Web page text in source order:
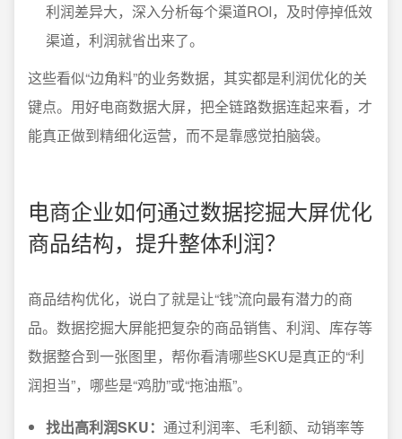
利润差异大，深入分析每个渠道ROI，及时停掉低效
渠道，利润就省出来了。
这些看似“边角料”的业务数据，其实都是利润优化的关
键点。用好电商数据大屏，把全链路数据连起来看，才
能真正做到精细化运营，而不是靠感觉拍脑袋。
电商企业如何通过数据挖掘大屏优化
商品结构，提升整体利润？
商品结构优化，说白了就是让“钱”流向最有潜力的商
品。数据挖掘大屏能把复杂的商品销售、利润、库存等
数据整合到一张图里，帮你看清哪些SKU是真正的“利
润担当”，哪些是“鸡肋”或“拖油瓶”。
找出高利润SKU： 通过利润率、毛利额、动销率等